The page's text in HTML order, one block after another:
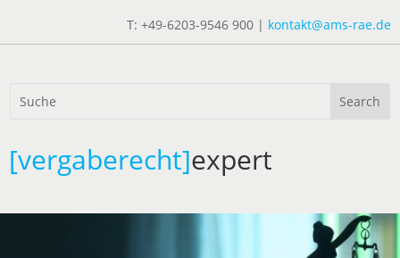
T: +49-6203-9546 900 | kontakt@ams-rae.de
[vergaberecht]expert